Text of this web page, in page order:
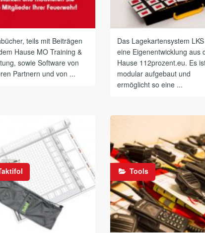
teils mit Beiträgen
Hause MO Training &
sowie Software von
Partnern und von ...
Das Lagekartensystem
eine Eigenentwicklung aus
Hause 112prozent.eu. Es
modular aufgebaut und
ermöglicht so eine ...
Tools